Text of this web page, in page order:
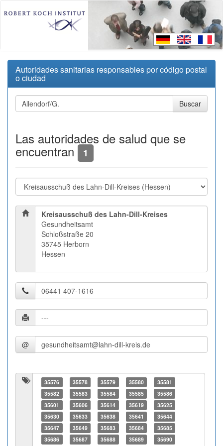
Autoridades sanitarias responsables por código postal
o ciudad
Las autoridades de salud que se
encuentran 1
Kreisausschuß des Lahn-Dill-Kreises
Gesundheitsamt
Schloßstraße 20
35745 Herborn
Hessen
@
35576 35578 35579 35580
35581
35582
35583 35584 35585
35586
35601
35606 35614 35619
35625
35630
35633 35638 35641
35644
35647
35649 35683 35684
35685
35686
35687 35688 35689 35690